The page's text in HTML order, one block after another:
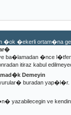
�ok �ekerli ortam�na
ba�lamadan �nce
itiraz kabul
Demeyin
buradan yap�l�r.
yazabilecegin ve